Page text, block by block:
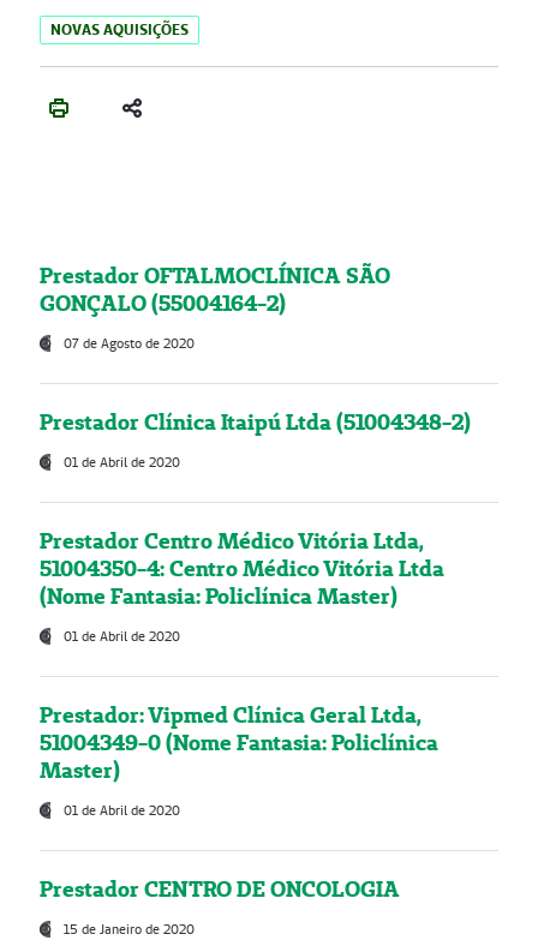
NOVAS AQUISIÇÕES
Prestador OFTALMOCLÍNICA SÃO
GONÇALO (55004164-2)
07 de Agosto de 2020
Prestador Clínica Itaipú Ltda (51004348-2)
01 de Abril de 2020
Prestador Centro Médico Vitória Ltda,
51004350-4: Centro Médico Vitória Ltda
(Nome Fantasia: Policlínica Master)
01 de Abril de 2020
Prestador: Vipmed Clínica Geral Ltda,
51004349-0 (Nome Fantasia: Policlínica
Master)
01 de Abril de 2020
Prestador CENTRO DE ONCOLOGIA
15 de Janeiro de 2020